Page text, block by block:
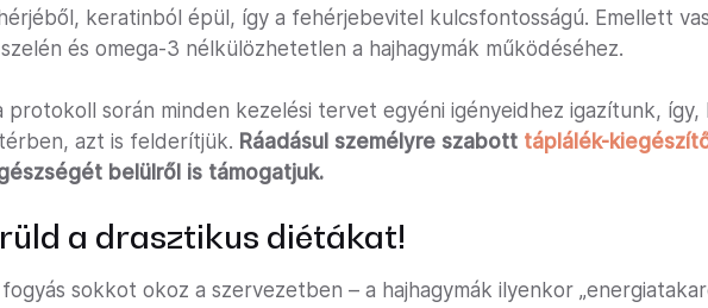
keratinból épül, így a fehérjebevitel kulcsfontosságú. Emellett
és omega-3 nélkülözhetetlen a hajhagymák működéséhez.
protokoll során minden kezelési tervet egyéni igényeidhez igazítunk, így,
azt is felderítjük. Ráadásul személyre szabott táplálék-
belülről is támogatjuk.
a drasztikus diétákat!
sokkot okoz a szervezetben – a hajhagymák ilyenkor